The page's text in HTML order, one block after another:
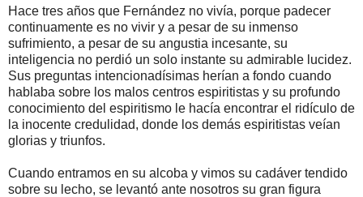
Hace tres años que Fernández no vivía, porque padecer
continuamente es no vivir y a pesar de su inmenso
sufrimiento, a pesar de su angustia incesante, su
inteligencia no perdió un solo instante su admirable lucidez.
Sus preguntas intencionadísimas herían a fondo cuando
hablaba sobre los malos centros espiritistas y su profundo
conocimiento del espiritismo le hacía encontrar el ridículo de
la inocente credulidad, donde los demás espiritistas veían
glorias y triunfos.
Cuando entramos en su alcoba y vimos su cadáver tendido
sobre su lecho, se levantó ante nosotros su gran figura